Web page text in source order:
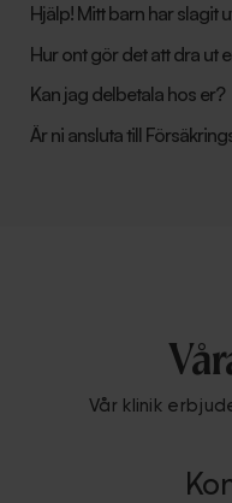
Hjälp! Mitt barn har slagit
Hur ont gör det att dra ut
Kan jag delbetala hos er?
Är ni ansluta till
Vår klinik